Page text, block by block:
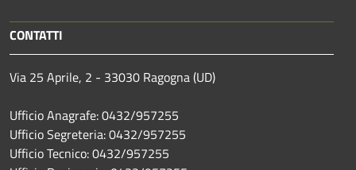
CONTATTI
Via 25 Aprile, 2 - 33030 Ragogna (UD)
Ufficio Anagrafe: 0432/957255
Ufficio Segreteria: 0432/957255
Ufficio Tecnico: 0432/957255